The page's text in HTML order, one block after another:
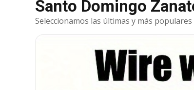
Santo Domingo
Seleccionamos las últimas y más